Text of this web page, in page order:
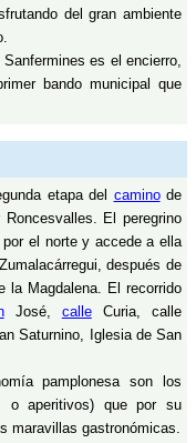
del gran ambiente
es el encierro,
bando municipal que
etapa del caminode
El peregrino
el norte y accede a ella
después de
la Magdalena. El recorrido
José, calleCuria, calle
Saturnino, Iglesia de San
pamplonesa son los
o aperitivos) que por su
maravillas gastronómicas.